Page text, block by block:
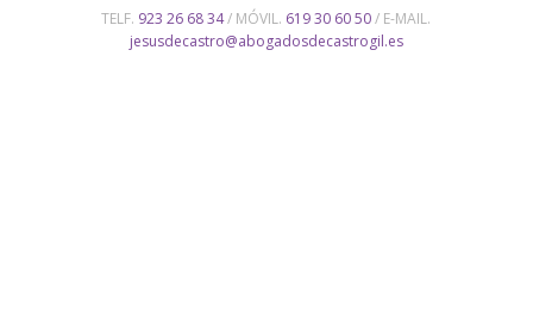
TELF. 923 26 68 34/ MÓVIL. 619 30 60 50/ E-MAIL.
jesusdecastro@abogadosdecastrogil.es